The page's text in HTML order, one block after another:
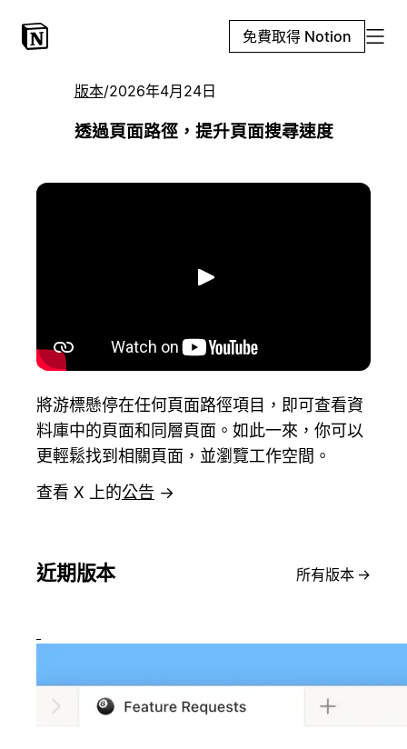
免費取得 Notion
版本/2026年4月24日
透過頁面路徑，提升頁面搜尋速度
播放
將游標懸停在任何頁面路徑項目，即可查看資
料庫中的頁面和同層頁面。如此一來，你可以
更輕鬆找到相關頁面，並瀏覽工作空間。
查看 X 上的公告 →
近期版本 所有版本 →